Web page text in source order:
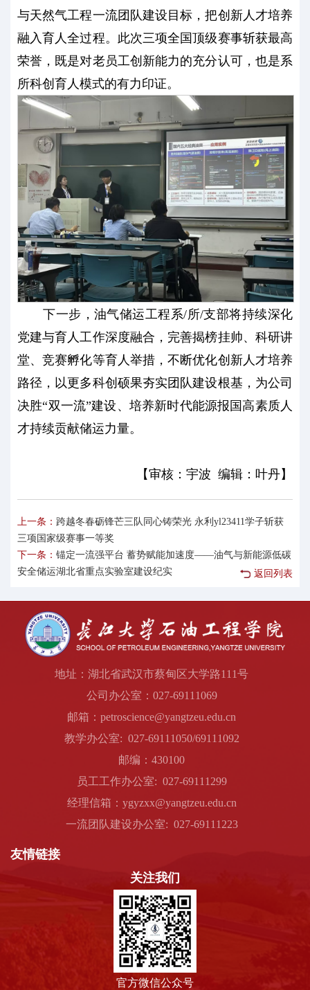
与天然气工程一流团队建设目标，把创新人才培养
融入育人全过程。此次三项全国顶级赛事斩获最高
荣誉，既是对老员工创新能力的充分认可，也是系
所科创育人模式的有力印证。
下一步，油气储运工程系/所/支部将持续深化
党建与育人工作深度融合，完善揭榜挂帅、科研讲
堂、竞赛孵化等育人举措，不断优化创新人才培养
路径，以更多科创硕果夯实团队建设根基，为公司
决胜“双一流”建设、培养新时代能源报国高素质人
才持续贡献储运力量。
【审核：宇波 编辑：叶丹】
上一条： 跨越冬春砺锋芒三队同心铸荣光 永利yl23411学子斩获
三项国家级赛事一等奖
下一条： 锚定一流强平台 蓄势赋能加速度——油气与新能源低碳
安全储运湖北省重点实验室建设纪实
返回列表
地址：湖北省武汉市蔡甸区大学路111号
公司办公室：027-69111069
邮箱：petroscience@yangtzeu.edu.cn
教学办公室: 027-69111050/69111092
邮编：430100
员工工作办公室: 027-69111299
经理信箱：ygyzxx@yangtzeu.edu.cn
一流团队建设办公室: 027-69111223
友情链接
关注我们
官方微信公众号